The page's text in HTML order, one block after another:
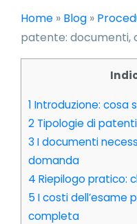
Home » Blog »
patente: documenti,
1 Introduzione: cosa
2 Tipologie di
3 I documenti
domanda
4 Riepilogo pratico:
5 I costi dell’esame
completa